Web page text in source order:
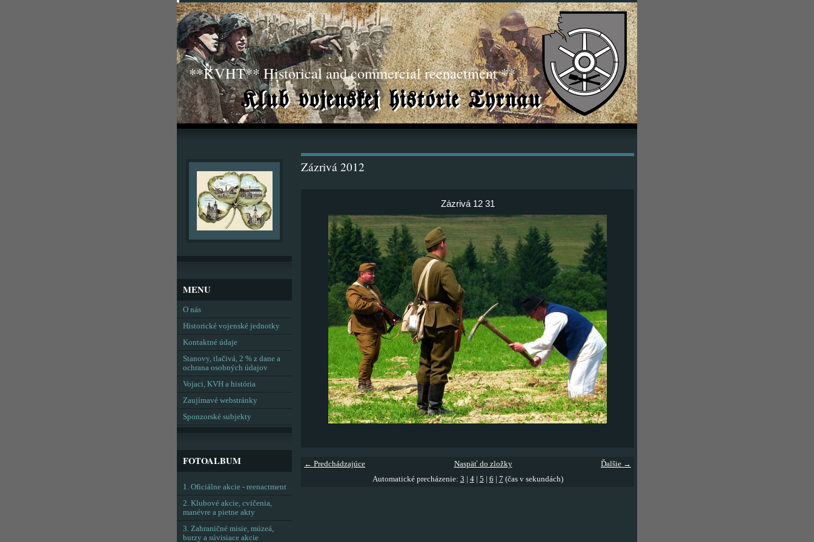
**KVHT** Historical and commercial reenactment **
Zázrivá 2012
Zázrivá 12 31
← Predchádzajúce Ďalšie →
Naspäť do zložky
Automatické precházenie: 3 4| 5 6 7 (čas v sekundách)
MENU
O nás
Historické vojenské jednotky
Kontaktné údaje
Stanovy, tlačivá, 2 % z dane a
ochrana osobných údajov
Vojaci, KVH a história
Zaujímavé webstránky
Sponzorské subjekty
FOTOALBUM
1. Oficiálne akcie - reenactment
2. Klubové akcie, cvičenia,
manévre a pietne akty
3. Zahraničné misie, múzeá,
burzy a súvisiace akcie